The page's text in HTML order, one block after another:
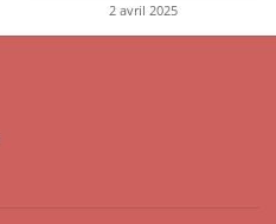
2 avril 2025